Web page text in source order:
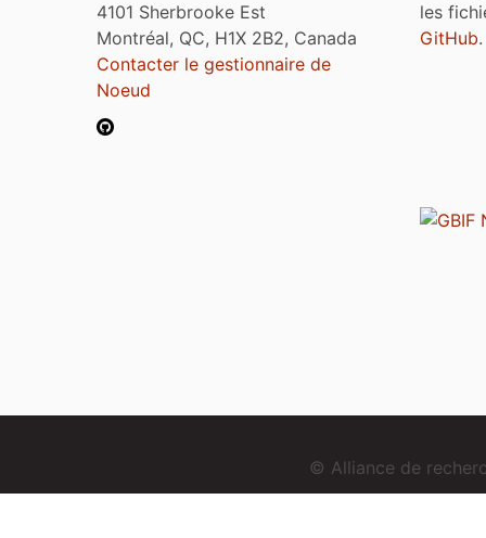
4101 Sherbrooke Est
Montréal, QC, H1X 2B2, Canada
Contacter le gestionnaire de
Noeud
les
GitHub.
© Alliance de